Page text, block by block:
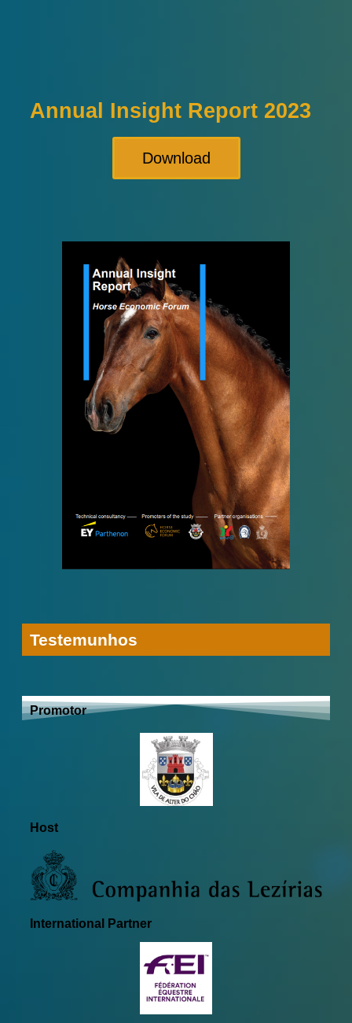
Annual Insight Report 2023
Download
Testemunhos
Promotor
Host
International Partner